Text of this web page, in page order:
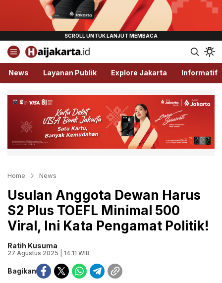
Haijakarta.id
Semua Tentang Jakarta Ada Disini!
News Layanan Publik Explore Jakarta Informatif
Home News
Usulan Anggota Dewan Harus
S2 Plus TOEFL Minimal 500
Viral, Ini Kata Pengamat Politik!
Ratih Kusuma
27 Agustus 2025 | 14:11 WIB
Bagikan